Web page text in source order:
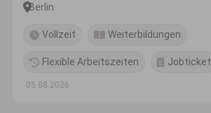
Berlin
Vollzeit Weiterbildungen
Flexible Arbeitszeiten Jobticket
05.08.2026